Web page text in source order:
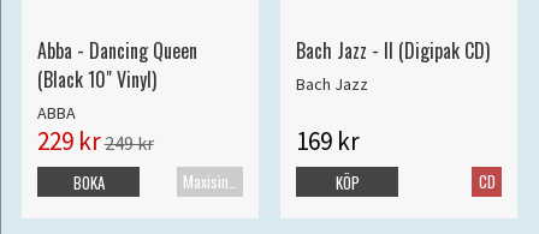
Abba - Dancing Queen
(Black 10" Vinyl)
ABBA
229 kr249 kr
Maxisingel
BOKA
Bach Jazz - II (Digipak CD)
Bach Jazz
169 kr
CD
KÖP